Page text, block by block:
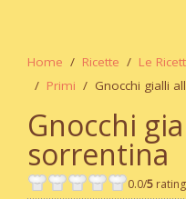
Home Ricette Le
Primi
Gnocchi gialli
Gnocchi
sorrentina
0.0/5